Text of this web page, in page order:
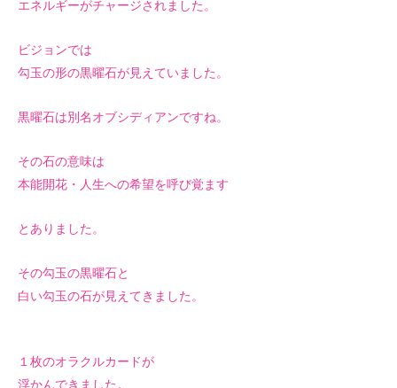
エネルギーがチャージされました。
ビジョンでは
勾玉の形の黒曜石が見えていました。
黒曜石は別名オブシディアンですね。
その石の意味は
本能開花・人生への希望を呼び覚ます
とありました。
その勾玉の黒曜石と
白い勾玉の石が見えてきました。
１枚のオラクルカードが
浮かんできました。